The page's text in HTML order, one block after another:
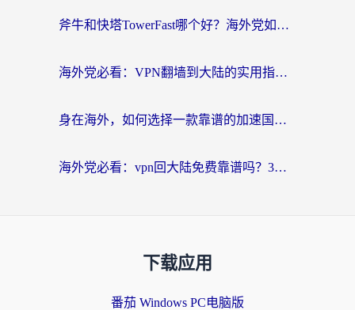
斧牛和快塔TowerFast哪个好？海外党如何选对回国加速器
海外党必看：VPN翻墙到大陆的实用指南——从看CCTV5到选加速器，一篇全搞定
身在海外，如何选择一款靠谱的加速国内网络的加速器？
海外党必看：vpn回大陆免费靠谱吗？3步选对加速器实现无缝刷国内资源
下载应用
番茄 Windows PC电脑版